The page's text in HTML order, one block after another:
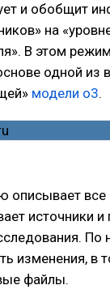
и обобщит
на
В этом
одной из
модели o3.
описывает все
источники
По
изменения, в
файлы.